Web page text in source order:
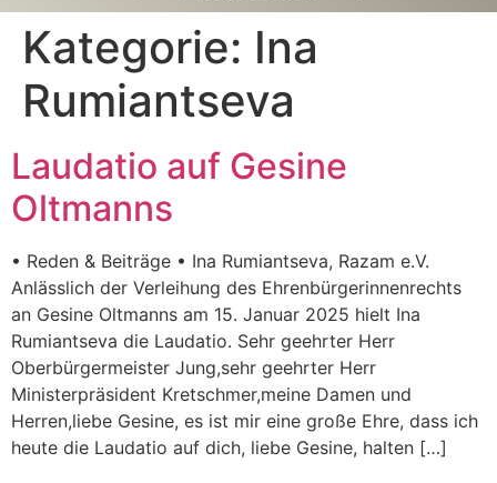
Kategorie: Ina
Rumiantseva
Laudatio auf Gesine
Oltmanns
• Reden & Beiträge • Ina Rumiantseva, Razam e.V.
Anlässlich der Verleihung des Ehrenbürgerinnenrechts
an Gesine Oltmanns am 15. Januar 2025 hielt Ina
Rumiantseva die Laudatio. Sehr geehrter Herr
Oberbürgermeister Jung,sehr geehrter Herr
Ministerpräsident Kretschmer,meine Damen und
Herren,liebe Gesine, es ist mir eine große Ehre, dass ich
heute die Laudatio auf dich, liebe Gesine, halten […]